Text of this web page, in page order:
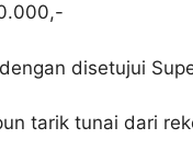
disetujui
tarik tunai dari